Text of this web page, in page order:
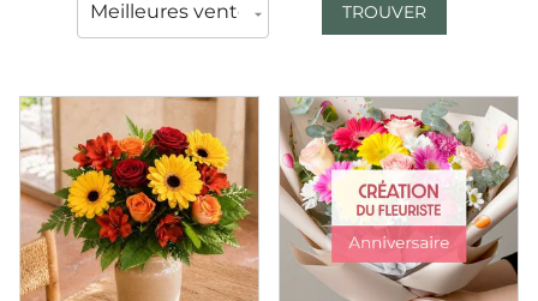
TROUVER